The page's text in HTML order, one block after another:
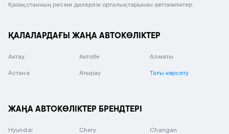
Қазақстанның ресми дилерлік орталықтарынан автокөліктер
ҚАЛАЛАРДАҒЫ ЖАҢА АВТОКӨЛІКТЕР
Актау Актобе Алматы
Астана Атырау Тағы көрсету
ЖАҢА АВТОКӨЛІКТЕР БРЕНДТЕРІ
Hyundai Chery Changan